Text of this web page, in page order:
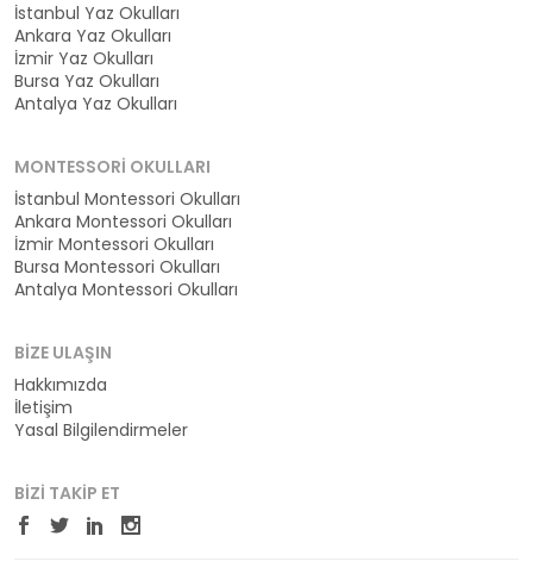
İstanbul Yaz Okulları
Ankara Yaz Okulları
İzmir Yaz Okulları
Bursa Yaz Okulları
Antalya Yaz Okulları
MONTESSORI OKULLARI
İstanbul Montessori Okulları
Ankara Montessori Okulları
İzmir Montessori Okulları
Bursa Montessori Okulları
Antalya Montessori Okulları
BIZE ULAŞIN
Hakkımızda
İletişim
Yasal Bilgilendirmeler
BIZI TAKIP ET